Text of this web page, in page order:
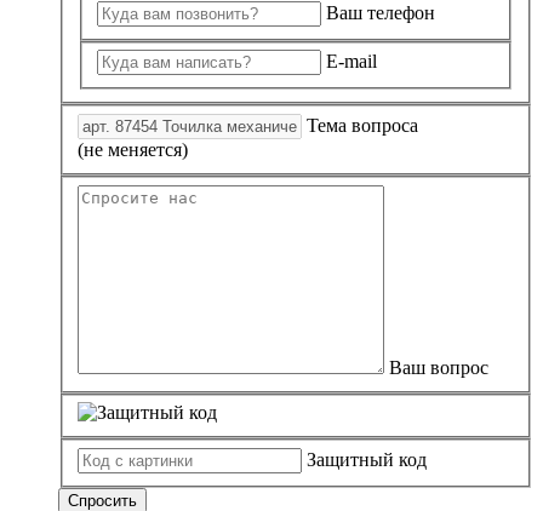
Ваш телефон
E-mail
Тема вопроса
(не меняется)
Ваш вопрос
Защитный код
Спросить